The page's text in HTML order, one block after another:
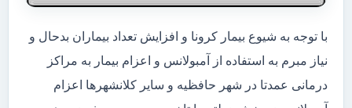
با توجه به شیوع بیمار کرونا و افزایش تعداد بیماران بدحال و
نیاز مبرم به استفاده از آمبولانس و اعزام بیمار به مراکز
درمانی عمدتا در شهر حافظیه و سایر کلانشهرها اعزام